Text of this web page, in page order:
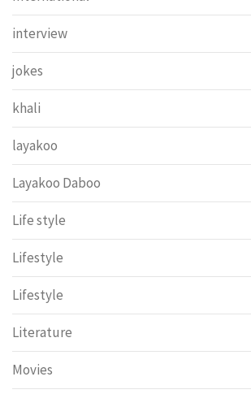
interview
jokes
khali
layakoo
Layakoo Daboo
Life style
Lifestyle
Lifestyle
Literature
Movies